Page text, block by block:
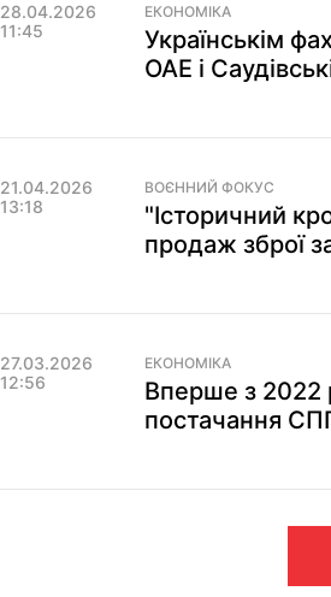
28.04.2026
11:45
ЕКОНОМІКА
Українськім
ОАЕ і
21.04.2026
13:18
ВОЄННИЙ ФОКУС
"Історичний
продаж зброї
27.03.2026
12:56
ЕКОНОМІКА
Вперше з 2022
постачання